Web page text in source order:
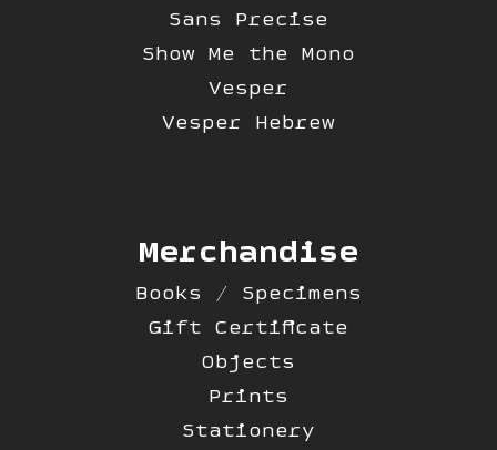
Sans Precise
Show Me the Mono
Vesper
Vesper Hebrew
Merchandise
Books / Specimens
Gift Certificate
Objects
Prints
Stationery